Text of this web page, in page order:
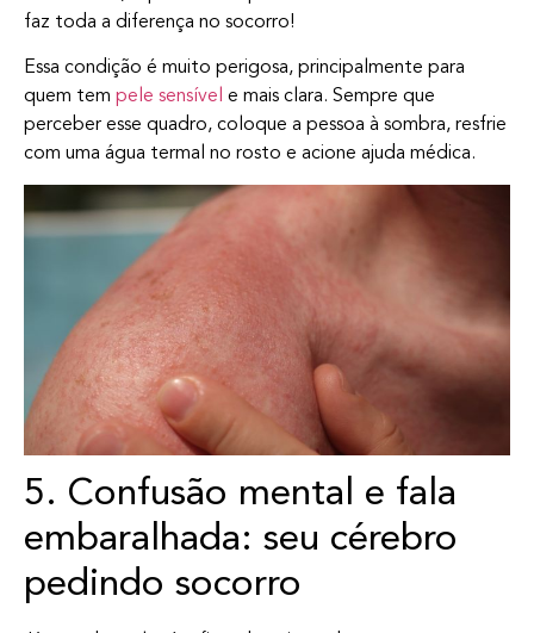
faz toda a diferença no socorro!
Essa condição é muito perigosa, principalmente para
quem tem pele sensível e mais clara. Sempre que
perceber esse quadro, coloque a pessoa à sombra, resfrie
com uma água termal no rosto e acione ajuda médica.
5. Confusão mental e fala
embaralhada: seu cérebro
pedindo socorro